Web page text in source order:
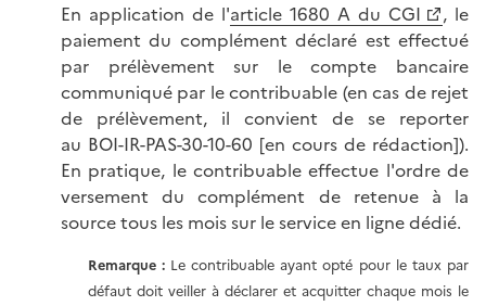
En application de l'article 1680 A du CGI
, le
paiement du complément déclaré est effectué
par prélèvement sur le compte bancaire
communiqué par le contribuable (en cas de rejet
de prélèvement, il convient de se reporter
au BOI-IR-PAS-30-10-60 [en cours de rédaction]).
En pratique, le contribuable effectue l'ordre de
versement du complément de retenue à la
source tous les mois sur le service en ligne dédié.
Remarque :Le contribuable ayant opté pour le taux par
défaut doit veiller à déclarer et acquitter chaque mois le